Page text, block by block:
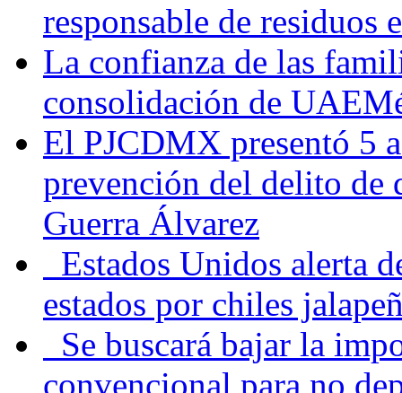
responsable de residuos
La confianza de las
consolidación de
El PJCDMX presentó 5
prevención del delito de
Guerra Álvarez
Estados Unidos alerta
estados por chiles
Se buscará bajar la
convencional para no